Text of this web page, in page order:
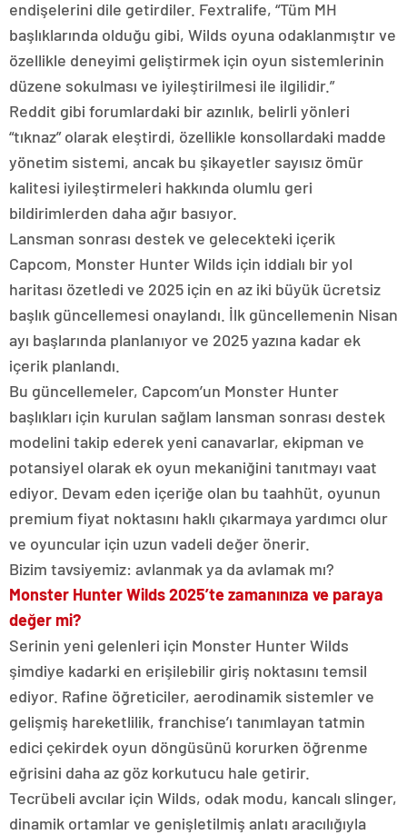
endişelerini dile getirdiler. Fextralife, “Tüm MH
başlıklarında olduğu gibi, Wilds oyuna odaklanmıştır ve
özellikle deneyimi geliştirmek için oyun sistemlerinin
düzene sokulması ve iyileştirilmesi ile ilgilidir.”
Reddit gibi forumlardaki bir azınlık, belirli yönleri
“tıknaz” olarak eleştirdi, özellikle konsollardaki madde
yönetim sistemi, ancak bu şikayetler sayısız ömür
kalitesi iyileştirmeleri hakkında olumlu geri
bildirimlerden daha ağır basıyor.
Lansman sonrası destek ve gelecekteki içerik
Capcom, Monster Hunter Wilds için iddialı bir yol
haritası özetledi ve 2025 için en az iki büyük ücretsiz
başlık güncellemesi onaylandı. İlk güncellemenin Nisan
ayı başlarında planlanıyor ve 2025 yazına kadar ek
içerik planlandı.
Bu güncellemeler, Capcom’un Monster Hunter
başlıkları için kurulan sağlam lansman sonrası destek
modelini takip ederek yeni canavarlar, ekipman ve
potansiyel olarak ek oyun mekaniğini tanıtmayı vaat
ediyor. Devam eden içeriğe olan bu taahhüt, oyunun
premium fiyat noktasını haklı çıkarmaya yardımcı olur
ve oyuncular için uzun vadeli değer önerir.
Bizim tavsiyemiz: avlanmak ya da avlamak mı?
Monster Hunter Wilds 2025’te zamanınıza ve paraya
değer mi?
Serinin yeni gelenleri için Monster Hunter Wilds
şimdiye kadarki en erişilebilir giriş noktasını temsil
ediyor. Rafine öğreticiler, aerodinamik sistemler ve
gelişmiş hareketlilik, franchise’ı tanımlayan tatmin
edici çekirdek oyun döngüsünü korurken öğrenme
eğrisini daha az göz korkutucu hale getirir.
Tecrübeli avcılar için Wilds, odak modu, kancalı slinger,
dinamik ortamlar ve genişletilmiş anlatı aracılığıyla